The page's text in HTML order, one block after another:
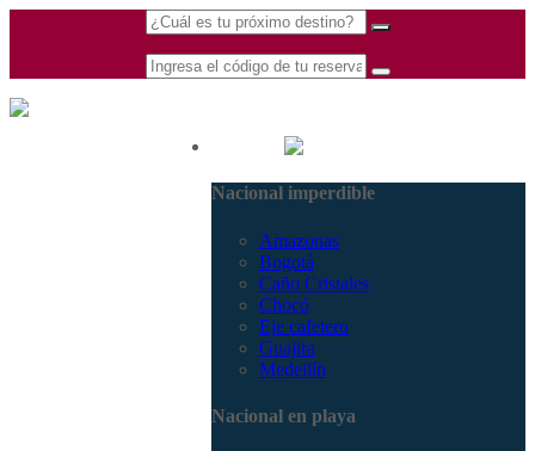
Nacional imperdible
Amazonas
Bogotá
Caño Cristales
Chocó
Eje cafetero
Guajira
Medellín
Nacional en playa